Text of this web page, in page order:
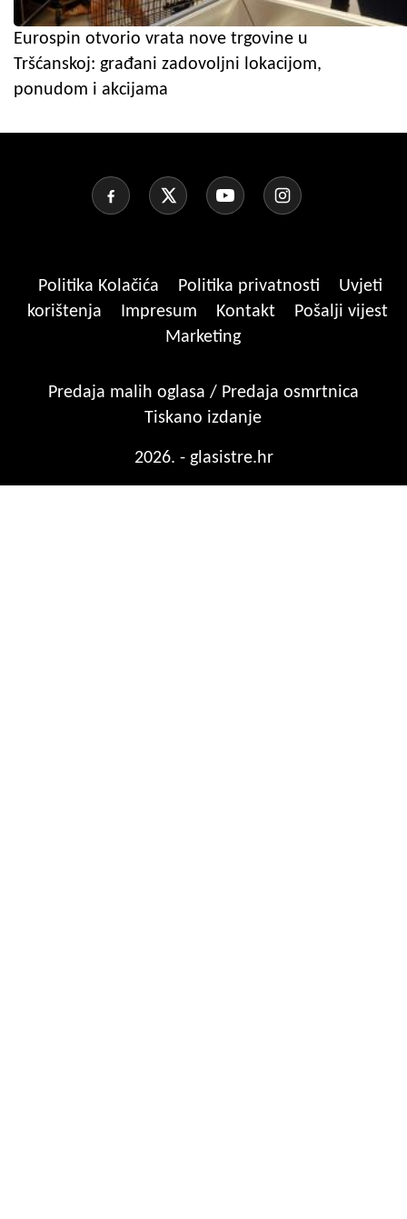
Eurospin otvorio vrata nove trgovine u
Tršćanskoj: građani zadovoljni lokacijom,
ponudom i akcijama
Politika Kolačića Politika privatnosti
Uvjeti
korištenja
Impresum Kontakt
Pošalji vijest
Marketing
Predaja malih oglasa / Predaja osmrtnica
Tiskano izdanje
2026. - glasistre.hr